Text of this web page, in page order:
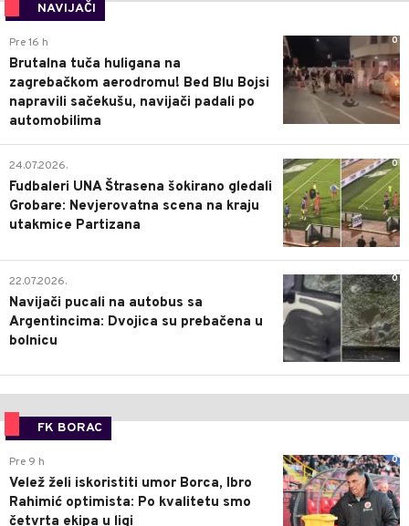
NAVIJAČI
0
Pre 16 h
Brutalna tuča huligana na
zagrebačkom aerodromu! Bed Blu Bojsi
napravili sačekušu, navijači padali po
automobilima
0
24.07.2026.
Fudbaleri UNA Štrasena šokirano gledali
Grobare: Nevjerovatna scena na kraju
utakmice Partizana
0
22.07.2026.
Navijači pucali na autobus sa
Argentincima: Dvojica su prebačena u
bolnicu
FK BORAC
0
Pre 9 h
Velež želi iskoristiti umor Borca, Ibro
Rahimić optimista: Po kvalitetu smo
četvrta ekipa u ligi